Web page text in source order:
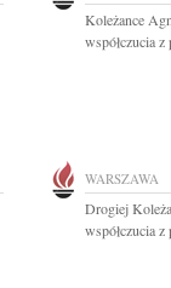
Koleżance
współczucia
WARSZAWA
Drogiej
współczucia